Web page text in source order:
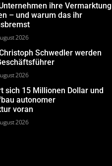
ihre Vermarktung
– und warum das ihr
2026
Schwedler werden
2026
sich 15 Millionen Dollar und
autonomer
voran
2026